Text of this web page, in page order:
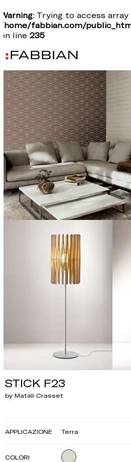
Warning: Trying to access
/home/fabbian.com/
on line 235
STICK F23
by Matali Crasset
APPLICAZIONE Terra
COLORI